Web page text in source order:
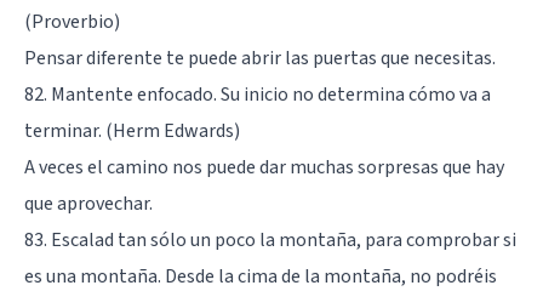
(Proverbio)
Pensar diferente te puede abrir las puertas que necesitas.
82. Mantente enfocado. Su inicio no determina cómo va a
terminar. (Herm Edwards)
A veces el camino nos puede dar muchas sorpresas que hay
que aprovechar.
83. Escalad tan sólo un poco la montaña, para comprobar si
es una montaña. Desde la cima de la montaña, no podréis